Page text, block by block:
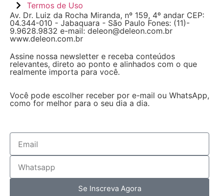
Termos de Uso
Av. Dr. Luiz da Rocha Miranda, nº 159, 4º andar CEP:
04.344-010 - Jabaquara - São Paulo Fones: (11)-
9.9628.9832 e-mail: deleon@deleon.com.br
www.deleon.com.br
Assine nossa newsletter e receba conteúdos
relevantes, direto ao ponto e alinhados com o que
realmente importa para você.
Você pode escolher receber por e-mail ou WhatsApp,
como for melhor para o seu dia a dia.
Se Inscreva Agora